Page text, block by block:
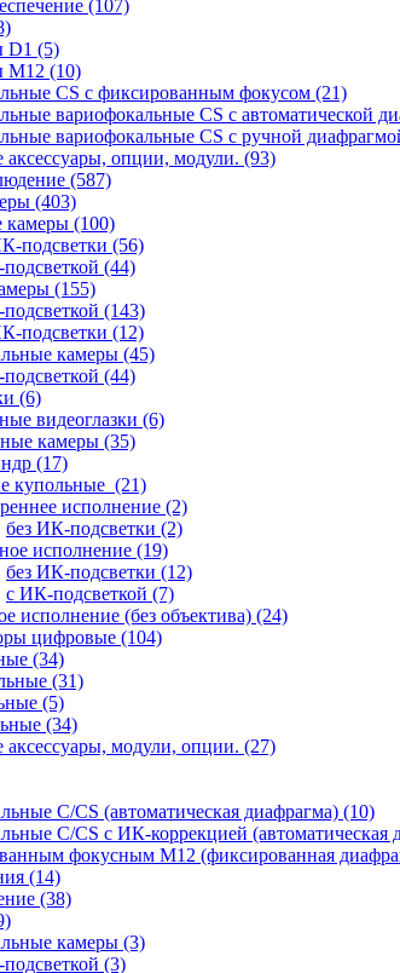
(107)
D1 (5)
M12 (10)
CS c фиксированным фокусом (21)
вариофокальные CS c автоматической
вариофокальные CS c ручной
опции, модули. (93)
(587)
(403)
камеры (100)
подсветки (56)
(44)
(155)
(143)
подсветки (12)
камеры (45)
(44)
(6)
видеоглазки (6)
камеры (35)
(17)
купольные (21)
исполнение (2)
без ИК-подсветки (2)
исполнение (19)
без ИК-подсветки (12)
с ИК-подсветкой (7)
исполнение (без объектива) (24)
цифровые (104)
(34)
(31)
(5)
(34)
модули, опции. (27)
C/CS (автоматическая диафрагма) (10)
C/CS с ИК-коррекцией (автоматическая
фокусным М12 (фиксированная
(14)
(38)
камеры (3)
(3)